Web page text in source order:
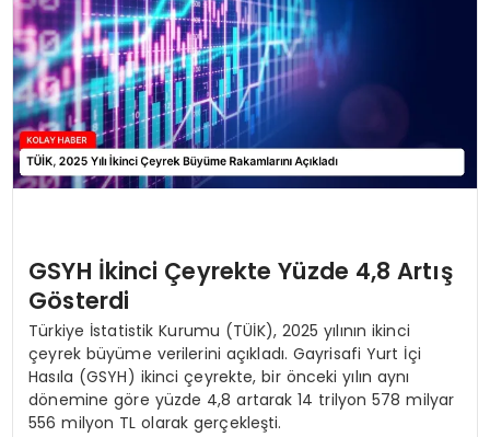
GSYH İkinci Çeyrekte Yüzde 4,8 Artış
Gösterdi
Türkiye İstatistik Kurumu (TÜİK), 2025 yılının ikinci
çeyrek büyüme verilerini açıkladı. Gayrisafi Yurt İçi
Hasıla (GSYH) ikinci çeyrekte, bir önceki yılın aynı
dönemine göre yüzde 4,8 artarak 14 trilyon 578 milyar
556 milyon TL olarak gerçekleşti.